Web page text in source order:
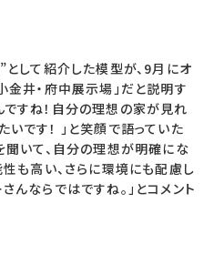
して紹介した模型が、9月にオ
金井・府中展示場」だと説明す
すね！自分の理想の家が見れ
です！ 」と笑顔で語っていた
聞いて、自分の理想が明確にな
性も高い、さらに環境にも配慮し
んならではですね。」とコメント